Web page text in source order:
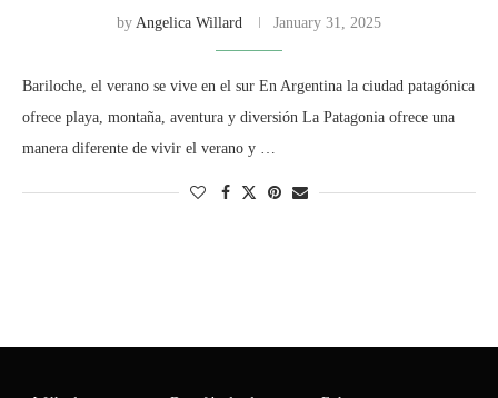
by Angelica Willard January 31, 2025
Bariloche, el verano se vive en el sur En Argentina la ciudad patagónica
ofrece playa, montaña, aventura y diversión La Patagonia ofrece una
manera diferente de vivir el verano y …